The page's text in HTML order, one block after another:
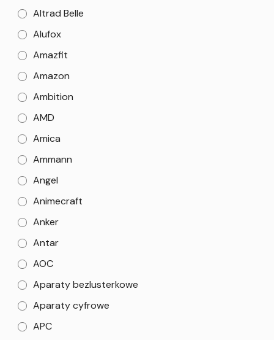
Altrad Belle
Alufox
Amazfit
Amazon
Ambition
AMD
Amica
Ammann
Angel
Animecraft
Anker
Antar
AOC
Aparaty bezlusterkowe
Aparaty cyfrowe
APC